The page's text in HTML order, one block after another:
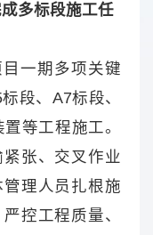
多标段施工任
一期多项关键
段、A7标段、
等工程施工。
张、交叉作业
理人员扎根施
控工程质量、